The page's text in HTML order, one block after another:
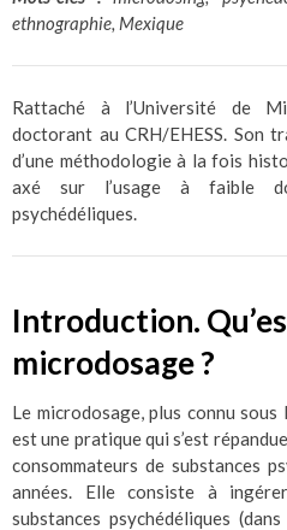
ethnographie, Mexique
Rattaché à l’Université de
doctorant au CRH/EHESS. Son
d’une méthodologie à la fois
axé sur l’usage à faible
psychédéliques.
Introduction.
microdosage ?
Le microdosage, plus connu sous
est une pratique qui s’est
consommateurs de substances
années. Elle consiste à
substances psychédéliques